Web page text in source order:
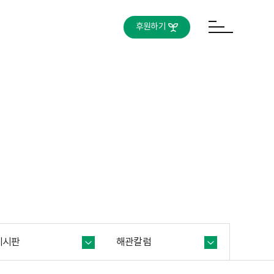
후원하기
시판 해관칼럼